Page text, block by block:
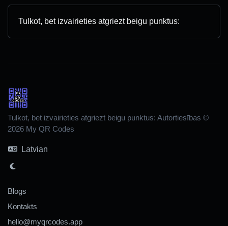
Tulkot, bet izvairieties atgriezt beigu punktus:
Tulkot, bet izvairieties atgriezt beigu punktus: Autortiesības ©
2026 My QR Codes
Latvian
Blogs
Kontakts
hello@myqrcodes.app